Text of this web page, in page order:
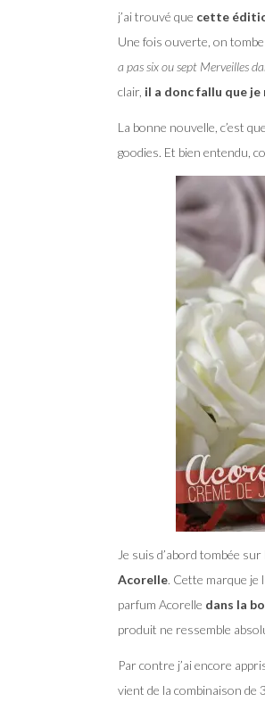
j’ai trouvé que cette
Une fois ouverte, on tombe
a pas six ou sept Merveilles
clair, il a donc fallu que
La bonne nouvelle, c’est que
goodies. Et bien entendu,
Je suis d’abord tombée
Acorelle. Cette marque je
parfum Acorelle dans la
produit ne ressemble
Par contre j’ai encore
vient de la combinaison de